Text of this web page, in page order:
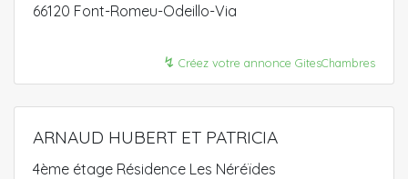
66120 Font-Romeu-Odeillo-Via
↯ Créez votre annonce GitesChambres
ARNAUD HUBERT ET PATRICIA
4ème étage Résidence Les Néréïdes